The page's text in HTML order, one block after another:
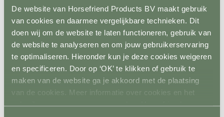
De website van Horsefriend Products BV maakt gebruik
van cookies en daarmee vergelijkbare technieken. Dit
doen wij om de website te laten functioneren, gebruik van
de website te analyseren en om jouw gebruikerservaring
te optimaliseren. Hieronder kun je deze cookies weigeren
en specificeren. Door op ‘OK’ te klikken of gebruik te
maken van de website ga je akkoord met de plaatsing
van de cookies. Meer informatie over cookies en het
gebruik van persoonsgegevens door Horsefriend
Terug
Voerkarren
Voeropslag
Hooistomers
Voerscheppen
Ongediertebestrijding
Terug
Automatische bestrijding
Biologische bestrijding
Elektrische bestrijding
Weide en Paddock
Terug